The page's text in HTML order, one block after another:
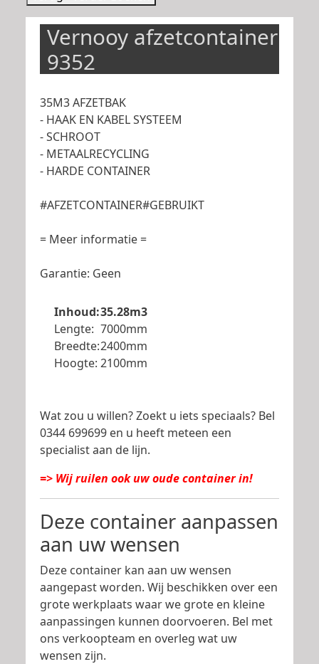
Vernooy afzetcontainer
9352
35M3 AFZETBAK
- HAAK EN KABEL SYSTEEM
- SCHROOT
- METAALRECYCLING
- HARDE CONTAINER
#AFZETCONTAINER#GEBRUIKT
= Meer informatie =
Garantie: Geen
Inhoud:35.28m3
Lengte: 7000mm
Breedte:2400mm
Hoogte: 2100mm
Wat zou u willen? Zoekt u iets speciaals? Bel
0344 699699 en u heeft meteen een
specialist aan de lijn.
=> Wij ruilen ook uw oude container in!
Deze container aanpassen
aan uw wensen
Deze container kan aan uw wensen
aangepast worden. Wij beschikken over een
grote werkplaats waar we grote en kleine
aanpassingen kunnen doorvoeren. Bel met
ons verkoopteam en overleg wat uw
wensen zijn.